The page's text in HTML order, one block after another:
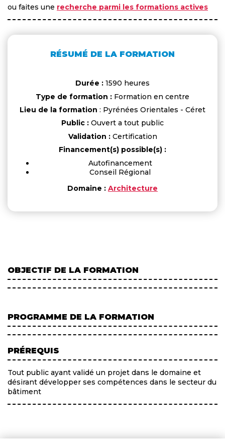
ou faites une recherche parmi les formations actives
RÉSUMÉ DE LA FORMATION
Durée : 1590 heures
Type de formation : Formation en centre
Lieu de la formation : Pyrénées Orientales - Céret
Public : Ouvert a tout public
Validation :Certification
Financement(s) possible(s) :
Autofinancement
Conseil Régional
Domaine : Architecture
OBJECTIF DE LA FORMATION
PROGRAMME DE LA FORMATION
PRÉREQUIS
Tout public ayant validé un projet dans le domaine et
désirant développer ses compétences dans le secteur du
bâtiment